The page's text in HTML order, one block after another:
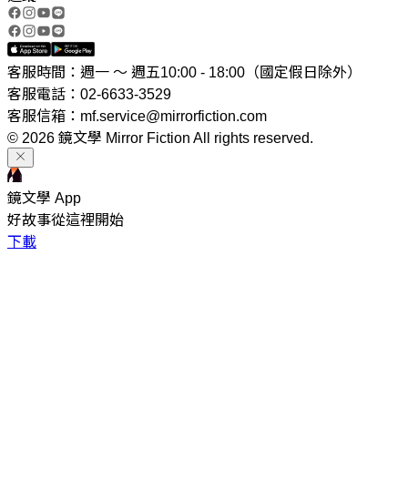
客服時間：週一 ～ 週五10:00 - 18:00（國定假日除外）
客服電話：02-6633-3529
客服信箱：mf.service@mirrorfiction.com
© 2026 鏡文學 Mirror Fiction All rights reserved.
鏡文學 App
好故事從這裡開始
下載